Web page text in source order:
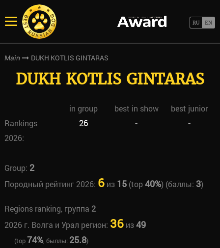
Main DUKH KOTLIS GINTARAS
DUKH KOTLIS GINTARAS
in group best in show
best junior
Rankings
2026:
26 - -
Group: 2
Породный рейтинг 2026: 6из 15(top40%) (баллы: 3)
Regions ranking, группа 2
2026 г. Волга и Урал регион: 36из49
(top74%, быллы: 25.8)